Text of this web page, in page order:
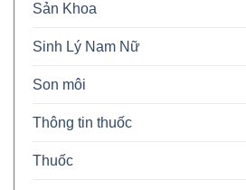
Sản Khoa
Sinh Lý Nam Nữ
Son môi
Thông tin thuốc
Thuốc